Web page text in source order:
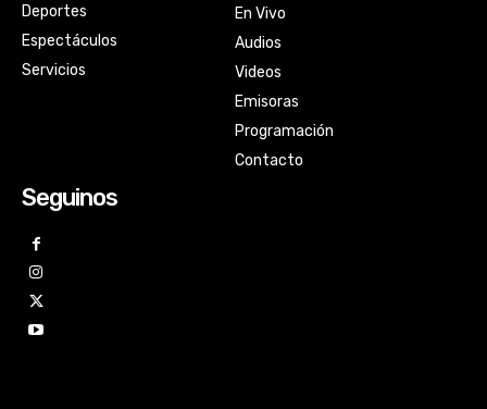
Deportes
Espectáculos
Servicios
En Vivo
Audios
Videos
Emisoras
Programación
Contacto
Seguinos